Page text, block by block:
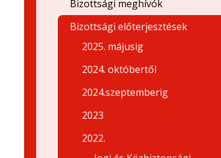
Bizottsági meghívók
Bizottsági előterjesztések
2025. májusig
2024. októbertől
2024.szeptemberig
2023
2022.